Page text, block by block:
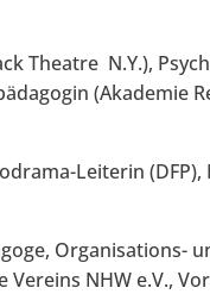
Theatre N.Y.),
(Akademie
Leiterin
Organisations-
NHW e.V.,